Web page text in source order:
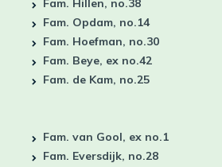
Fam. Hillen, no.38
Fam. Opdam, no.14
Fam. Hoefman, no.30
Fam. Beye, ex no.42
Fam. de Kam, no.25
Fam. van Gool, ex no.1
Fam. Eversdijk, no.28